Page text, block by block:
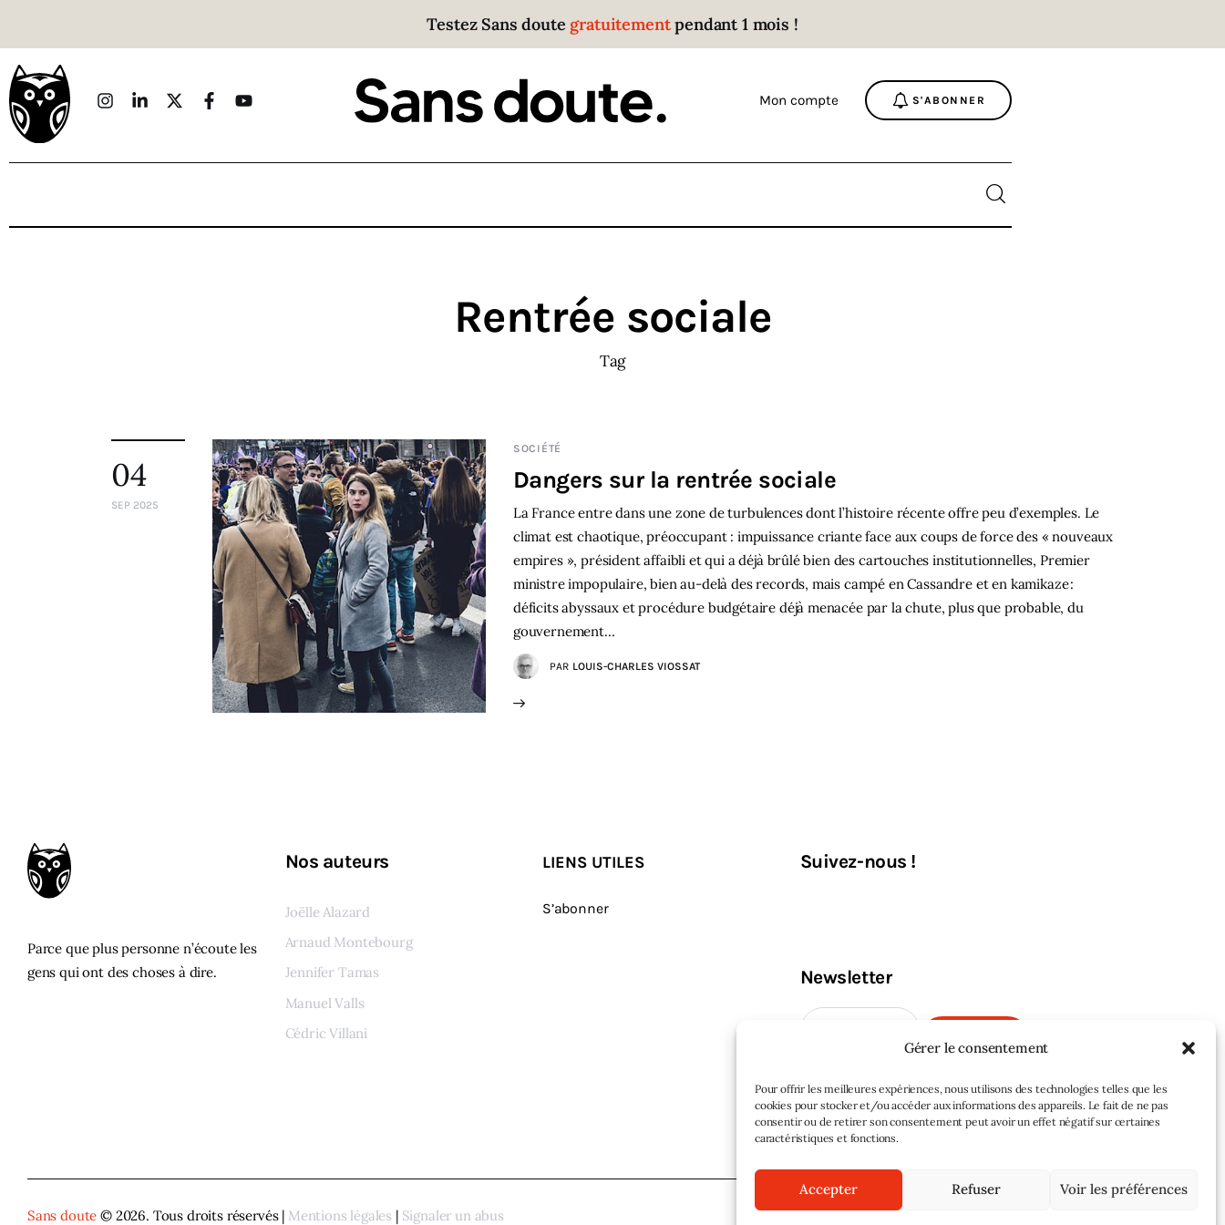
Gérer le consentement
Pour offrir les meilleures expériences, nous utilisons des technologies telles que les
cookies pour stocker et/ou accéder aux informations des appareils. Le fait de ne pas
consentir ou de retirer son consentement peut avoir un effet négatif sur certaines
caractéristiques et fonctions.
Accepter Refuser Voir les préférences
Testez Sans doute gratuitementpendant 1 mois !
Mon compte S'ABONNER
Sans doute
Parce que plus personne n’écoute les gens qui ont
des choses à dire.
Économie
Monde
Rentrée sociale
Tag
04
SEP 2025
SOCIÉTÉ
Dangers sur la rentrée sociale
La France entre dans une zone de turbulences dont l’histoire récente offre peu d’exemples. Le
climat est chaotique, préoccupant : impuissance criante face aux coups de force des « nouveaux
empires », président affaibli et qui a déjà brûlé bien des cartouches institutionnelles, Premier
ministre impopulaire, bien au-delà des records, mais campé en Cassandre et en kamikaze :
déficits abyssaux et procédure budgétaire déjà menacée par la chute, plus que probable, du
gouvernement…
PAR LOUIS-CHARLES VIOSSAT
Parce que plus personne n’écoute les
gens qui ont des choses à dire.
Nos auteurs
Joëlle Alazard
Arnaud Montebourg
Jennifer Tamas
Manuel Valls
Cédric Villani
LIENS UTILES
S’abonner
Suivez-nous !
Newsletter
M'INSCRIRE
Sans doute © 2026. Tous droits réservés | Mentions légales | Signaler un abus